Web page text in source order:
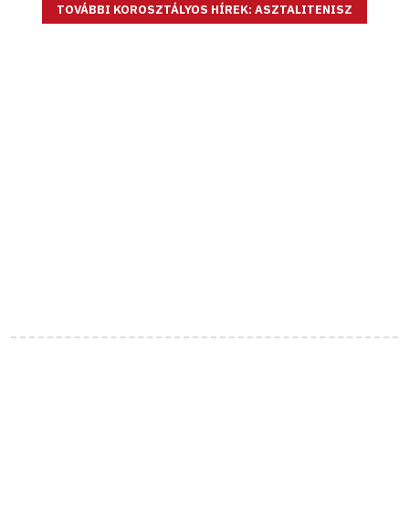
TOVÁBBI KOROSZTÁLYOS HÍREK: ASZTALITENISZ